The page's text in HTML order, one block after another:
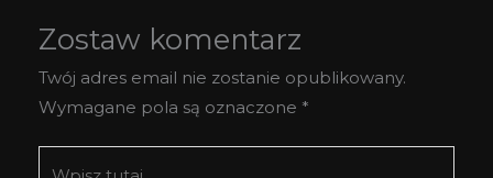
Zostaw komentarz
Twój adres email nie zostanie opublikowany.
Wymagane pola są oznaczone *